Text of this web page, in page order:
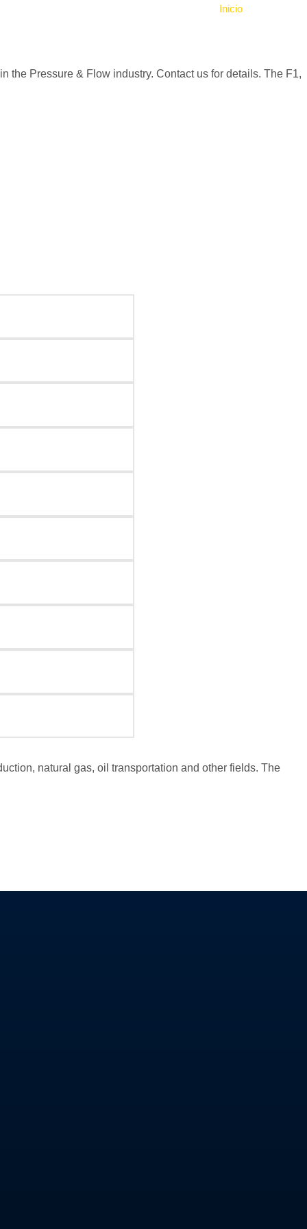
Inicio
the Pressure & Flow industry. Contact us for details. The F1,
natural gas, oil transportation and other fields. The